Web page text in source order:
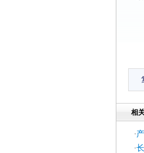
相
·
·